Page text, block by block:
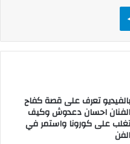
تيلقرام
بالفيديو تعرف على قصة كفاح
الفنان احسان دعدوش وكيف
تغلب على كورونا واستمر في
الفن